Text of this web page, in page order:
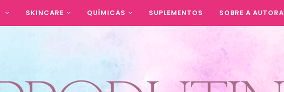
SKINCARE QUÍMICAS SUPLEMENTOS SOBRE A AUTORA